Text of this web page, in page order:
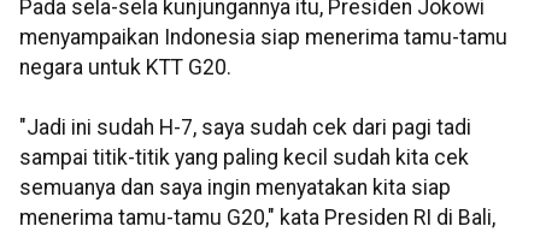
Pada sela-sela kunjungannya itu, Presiden Jokowi
menyampaikan Indonesia siap menerima tamu-tamu
negara untuk KTT G20.
"Jadi ini sudah H-7, saya sudah cek dari pagi tadi
sampai titik-titik yang paling kecil sudah kita cek
semuanya dan saya ingin menyatakan kita siap
menerima tamu-tamu G20," kata Presiden RI di Bali,